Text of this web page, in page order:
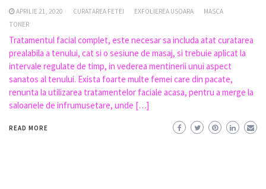
APRILIE 21, 2020 CURATAREA FETEI EXFOLIEREA USOARA
MASCA
TONER
Tratamentul facial complet, este necesar sa includa atat curatarea
prealabila a tenului, cat si o sesiune de masaj, si trebuie aplicat la
intervale regulate de timp, in vederea mentinerii unui aspect
sanatos al tenului. Exista foarte multe femei care din pacate,
renunta la utilizarea tratamentelor faciale acasa, pentru a merge la
saloanele de infrumusetare, unde […]
READ MORE